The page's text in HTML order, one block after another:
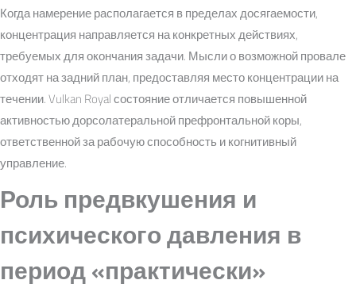
Когда намерение располагается в пределах досягаемости,
концентрация направляется на конкретных действиях,
требуемых для окончания задачи. Мысли о возможной провале
отходят на задний план, предоставляя место концентрации на
течении. Vulkan Royal состояние отличается повышенной
активностью дорсолатеральной префронтальной коры,
ответственной за рабочую способность и когнитивный
управление.
Роль предвкушения и
психического давления в
период «практически»